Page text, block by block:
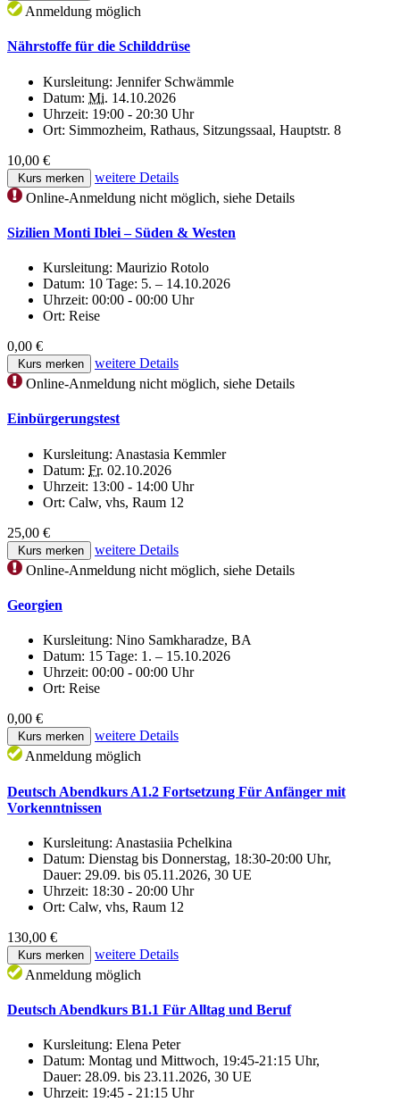
Anmeldung möglich
Nährstoffe für die Schilddrüse
Kursleitung: Jennifer Schwämmle
Datum: Mi. 14.10.2026
Uhrzeit: 19:00 - 20:30 Uhr
Ort: Simmozheim, Rathaus, Sitzungssaal, Hauptstr. 8
10,00 €
Kurs merken
weitere Details
Online-Anmeldung nicht möglich, siehe Details
Sizilien Monti Iblei – Süden & Westen
Kursleitung: Maurizio Rotolo
Datum: 10 Tage: 5. – 14.10.2026
Uhrzeit: 00:00 - 00:00 Uhr
Ort: Reise
0,00 €
Kurs merken
weitere Details
Online-Anmeldung nicht möglich, siehe Details
Einbürgerungstest
Kursleitung: Anastasia Kemmler
Datum: Fr. 02.10.2026
Uhrzeit: 13:00 - 14:00 Uhr
Ort: Calw, vhs, Raum 12
25,00 €
Kurs merken
weitere Details
Online-Anmeldung nicht möglich, siehe Details
Georgien
Kursleitung: Nino Samkharadze, BA
Datum: 15 Tage: 1. – 15.10.2026
Uhrzeit: 00:00 - 00:00 Uhr
Ort: Reise
0,00 €
Kurs merken
weitere Details
Anmeldung möglich
Deutsch Abendkurs A1.2 Fortsetzung Für Anfänger mit
Vorkenntnissen
Kursleitung: Anastasiia Pchelkina
Datum: Dienstag bis Donnerstag, 18:30-20:00 Uhr,
Dauer: 29.09. bis 05.11.2026, 30 UE
Uhrzeit: 18:30 - 20:00 Uhr
Ort: Calw, vhs, Raum 12
130,00 €
Kurs merken
weitere Details
Anmeldung möglich
Deutsch Abendkurs B1.1 Für Alltag und Beruf
Kursleitung: Elena Peter
Datum: Montag und Mittwoch, 19:45-21:15 Uhr,
Dauer: 28.09. bis 23.11.2026, 30 UE
Uhrzeit: 19:45 - 21:15 Uhr